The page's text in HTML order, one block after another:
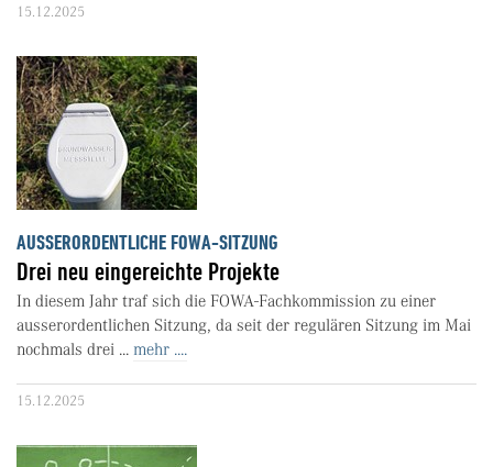
15.12.2025
AUSSERORDENTLICHE FOWA-SITZUNG
Drei neu eingereichte Projekte
In diesem Jahr traf sich die FOWA-Fachkommission zu einer
ausserordentlichen Sitzung, da seit der regulären Sitzung im Mai
nochmals drei ... mehr ....
15.12.2025